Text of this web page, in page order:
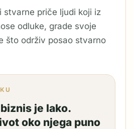
stvarne priče ljudi koji iz
odluke, grade svoje
što održiv posao stvarno
je lako.
oko njega puno